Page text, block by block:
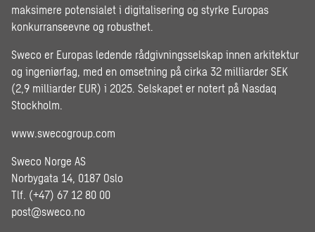
maksimere potensialet i digitalisering og styrke Europas
konkurranseevne og robusthet.
Sweco er Europas ledende rådgivningsselskap innen arkitektur
og ingeniørfag, med en omsetning på cirka 32 milliarder SEK
(2,9 milliarder EUR) i 2025. Selskapet er notert på Nasdaq
Stockholm.
www.swecogroup.com
Sweco Norge AS
Norbygata 14, 0187 Oslo
Tlf. (+47) 67 12 80 00
post@sweco.no